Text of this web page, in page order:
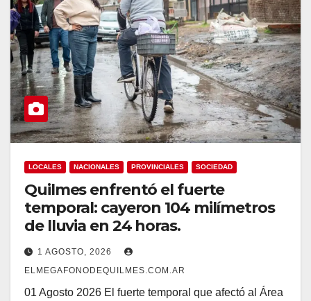
LOCALES NACIONALES PROVINCIALES SOCIEDAD
Quilmes enfrentó el fuerte
temporal: cayeron 104 milímetros
de lluvia en 24 horas.
1 AGOSTO, 2026
ELMEGAFONODEQUILMES.COM.AR
01 Agosto 2026 El fuerte temporal que afectó al Área